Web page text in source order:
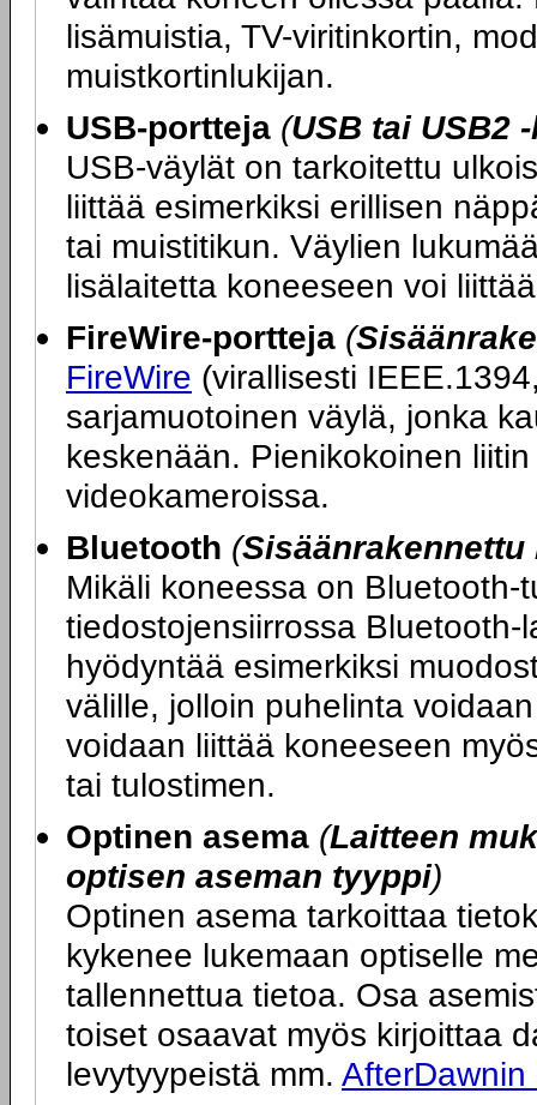
lisämuistia, TV-viritinkortin,
muistkortinlukijan.
USB-portteja (USB tai USB2
USB-väylät on tarkoitettu
liittää esimerkiksi erillisen
tai muistitikun. Väylien
lisälaitetta koneeseen voi
FireWire-portteja (
FireWire (virallisesti
sarjamuotoinen väylä, jonka
keskenään. Pienikokoinen
videokameroissa.
Bluetooth (
Mikäli koneessa on
tiedostojensiirrossa
hyödyntää esimerkiksi
välille, jolloin puhelinta
voidaan liittää koneeseen
tai tulostimen.
Optinen asema (Laitteen
optisen aseman tyyppi)
Optinen asema tarkoittaa
kykenee lukemaan optiselle
tallennettua tietoa. Osa
toiset osaavat myös kirjoittaa
levytyypeistä mm.